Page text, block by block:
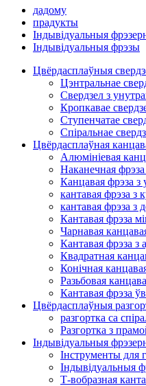
дадому
прадукты
Індывідуальныя
Індывідуальныя фрэзы
Цвёрдасплаўныя
Цэнтральнае
Свердзел з
Кропкавае
Ступенчатае
Спіральнае
Цвёрдасплаўная
Алюмініевая
Наканечная
Канцавая фрэза
кантавая фрэза з
кантавая фрэза з
Кантавая фрэза
Чарнавая
Кантавая фрэза з
Квадратная
Конічная
Разьбовая
Кантавая фрэза
Цвёрдасплаўныя
разгортка са
Разгортка з
Індывідуальныя
Інструменты для
Індывідуальныя
Т-вобразная